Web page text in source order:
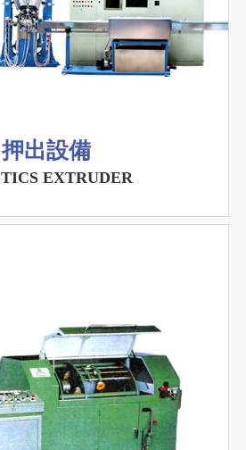
押出設備
EXTRUDER